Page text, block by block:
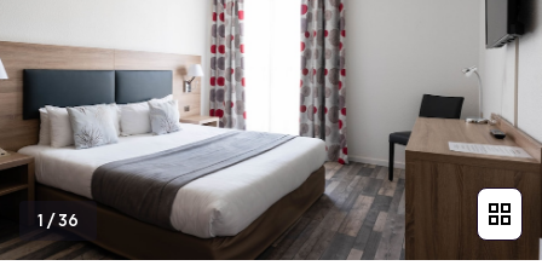
1 /36